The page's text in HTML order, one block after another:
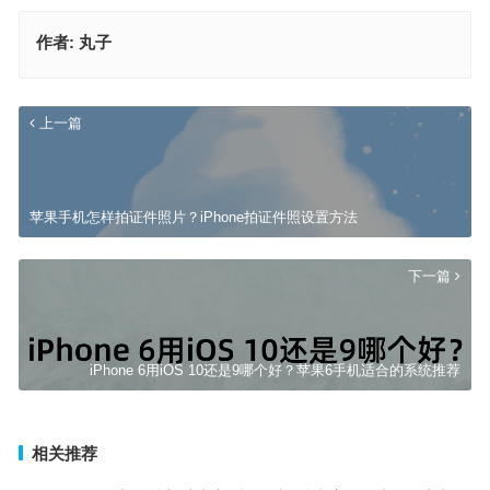
作者: 丸子
上一篇
苹果手机怎样拍证件照片？iPhone拍证件照设置方法
下一篇
iPhone 6用iOS 10还是9哪个好？苹果6手机适合的系统推荐
相关推荐